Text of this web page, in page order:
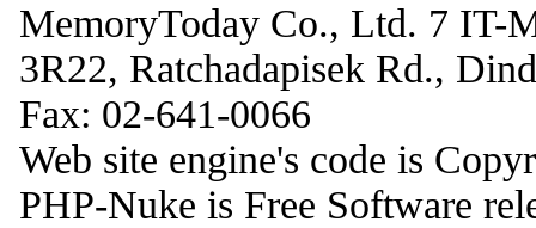
MemoryToday Co., Ltd. 7 IT-
3R22, Ratchadapisek Rd.,
Fax: 02-641-0066
Web site engine's code is
PHP-Nuke is Free Software